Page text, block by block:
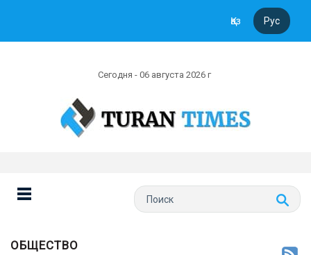
Қаз Рус
Сегодня - 06 августа 2026 г
ОБЩЕСТВО